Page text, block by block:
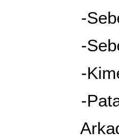
-
-
-Kime
-